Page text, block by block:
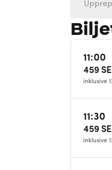
11:00
459
inklusive
11:30
459
inklusive